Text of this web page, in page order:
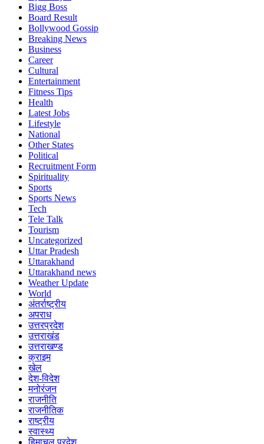
Bigg Boss
Board Result
Bollywood Gossip
Breaking News
Business
Career
Cultural
Entertainment
Fitness Tips
Health
Latest Jobs
Lifestyle
National
Other States
Political
Recruitment Form
Spirituality
Sports
Sports News
Tech
Tele Talk
Tourism
Uncategorized
Uttar Pradesh
Uttarakhand
Uttarakhand news
Weather Update
World
अंतर्राष्ट्रीय
अपराध
उत्तरप्रदेश
उत्तराखंड
उत्तराखण्ड
क्राइम
खेल
देश-विदेश
मनोरंजन
राजनीति
राजनीतिक
राष्ट्रीय
स्वास्थ्य